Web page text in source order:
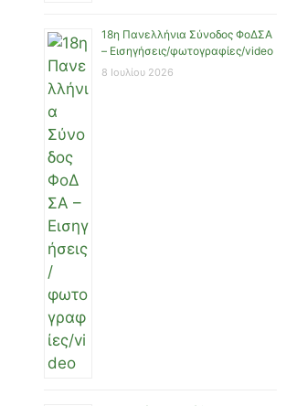
18η Πανελλήνια Σύνοδος ΦοΔΣΑ
– Εισηγήσεις/φωτογραφίες/video
8 Ιουλίου 2026